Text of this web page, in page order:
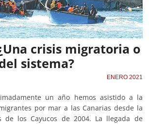
crisis migratoria o
sistema?
ENERO 2021
un año hemos asistido a la
por mar a las Canarias desde la
de los Cayucos de 2004. La llegada de